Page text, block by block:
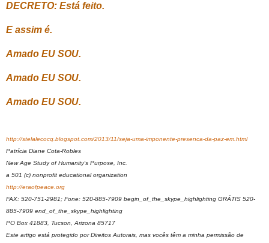
DECRETO: Está feito.
E assim é.
Amado EU SOU.
Amado EU SOU.
Amado EU SOU.
http://stelalecocq.blogspot.com/2013/11/seja-uma-imponente-presenca-da-paz-em.html
Patrícia Diane Cota-Robles
New Age Study of Humanity's Purpose, Inc.
a 501 (c) nonprofit educational organization
http://eraofpeace.org
FAX: 520-751-2981; Fone: 520-885-7909 begin_of_the_skype_highlighting GRÁTIS 520-
885-7909 end_of_the_skype_highlighting
PO Box 41883, Tucson, Arizona 85717
Este artigo está protegido por Direitos Autorais, mas vocês têm a minha permissão de